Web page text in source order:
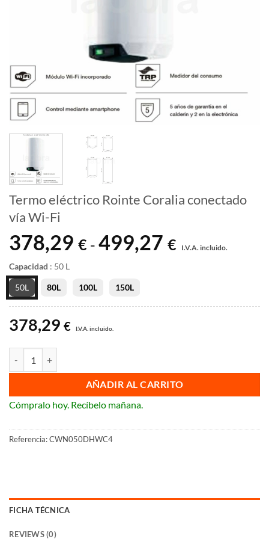
Termo eléctrico Rointe Coralia conectado
vía Wi-Fi
378,29 € - 499,27 €
de
hasta
I.V.A. incluido.
Capacidad : 50 L
50L 80L 100L 150L
378,29 € I.V.A. incluido.
AÑADIR AL CARRITO
Cómpralo hoy. Recíbelo mañana.
Referencia:CWN050DHWC4
FICHA TÉCNICA
REVIEWS (0)